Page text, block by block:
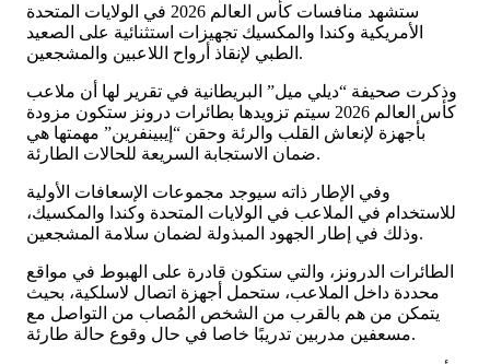
ستشهد منافسات كأس العالم 2026 في الولايات المتحدة
الأمريكية وكندا والمكسيك تجهيزات استثنائية على الصعيد
الطبي لإنقاذ أرواح اللاعبين والمشجعين.
وذكرت صحيفة “ديلي ميل” البريطانية في تقرير لها أن ملاعب
كأس العالم 2026 سيتم تزويدها بطائرات درونز ستكون مزودة
بأجهزة لإنعاش القلب والرئة وحقن “إيبينفرين” مهمتها هي
ضمان الاستجابة السريعة للحالات الطارئة.
وفي الإطار ذاته سيوجد مجموعات الإسعافات الأولية
للاستخدام في الملاعب في الولايات المتحدة وكندا والمكسيك،
وذلك في إطار الجهود المبذولة لضمان سلامة المشجعين.
الطائرات الدرونز، والتي ستكون قادرة على الهبوط في مواقع
محددة داخل الملاعب، ستحمل أجهزة اتصال لاسلكية، بحيث
يتمكن من هم بالقرب من الشخص المُصاب من التواصل مع
مسعفين مدربين تدريبًا خاصا في حال وقوع حالة طارئة.